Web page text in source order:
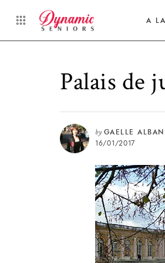
A
Palais de
by GAELLE ALBAN
16/01/2017